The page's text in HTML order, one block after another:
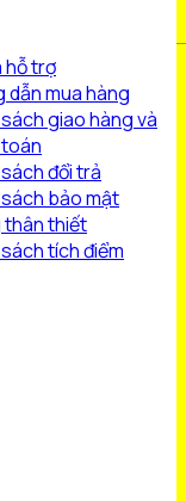
hỗ trợ
dẫn mua hàng
giao hàng và
đổi trả
bảo mật
thân thiết
tích điểm